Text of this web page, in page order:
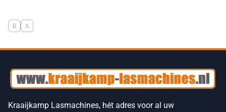
B A
Kraaijkamp Lasmachines, hét adres voor al uw